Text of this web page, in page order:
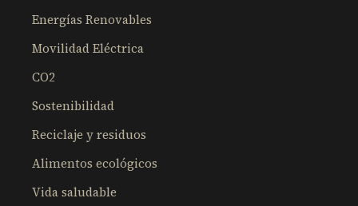
Energías Renovables
Movilidad Eléctrica
CO2
Sostenibilidad
Reciclaje y residuos
Alimentos ecológicos
Vida saludable